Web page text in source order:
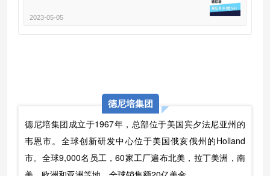
2023-05-05
德尼培集团
德尼培集团成立于1967年，总部位于美国宾夕法尼亚州的
韦恩市。全球创新研发中心位于美国俄亥俄州的Holland
市。全球9,000名员工，60家工厂遍布北美，拉丁美洲，南